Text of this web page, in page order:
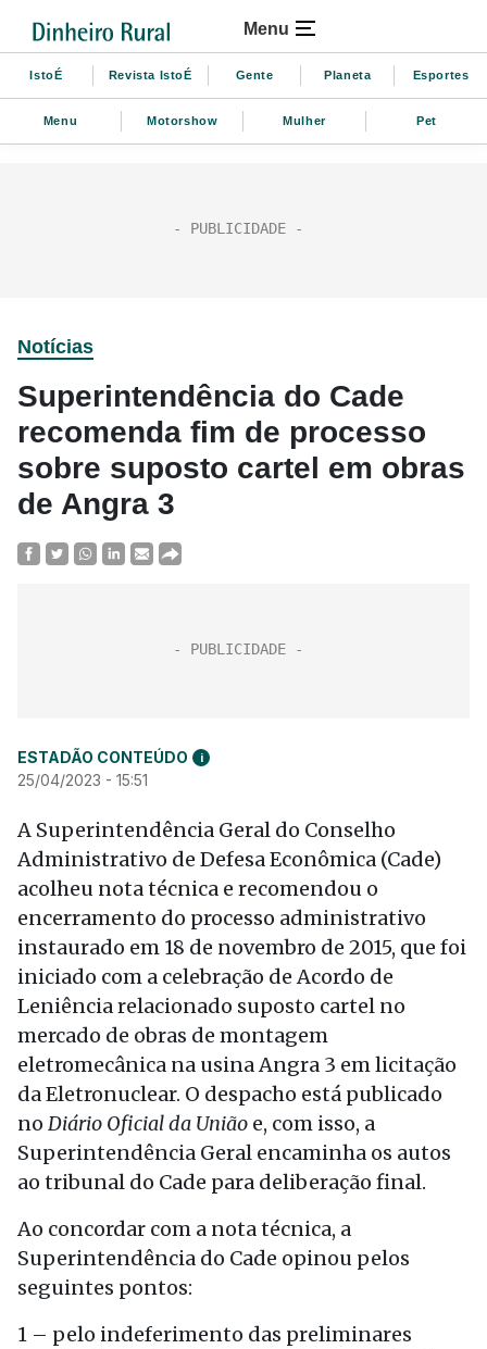
Menu
IstoÉ Revista IstoÉ Gente Planeta Esportes
Menu Motorshow Mulher Pet
Notícias
Superintendência do Cade
recomenda fim de processo
sobre suposto cartel em obras
de Angra 3
ESTADÃO CONTEÚDO i
25/04/2023 - 15:51
A Superintendência Geral do Conselho
Administrativo de Defesa Econômica (Cade)
acolheu nota técnica e recomendou o
encerramento do processo administrativo
instaurado em 18 de novembro de 2015, que foi
iniciado com a celebração de Acordo de
Leniência relacionado suposto cartel no
mercado de obras de montagem
eletromecânica na usina Angra 3 em licitação
da Eletronuclear. O despacho está publicado
no Diário Oficial da União e, com isso, a
Superintendência Geral encaminha os autos
ao tribunal do Cade para deliberação final.
Ao concordar com a nota técnica, a
Superintendência do Cade opinou pelos
seguintes pontos:
1 – pelo indeferimento das preliminares